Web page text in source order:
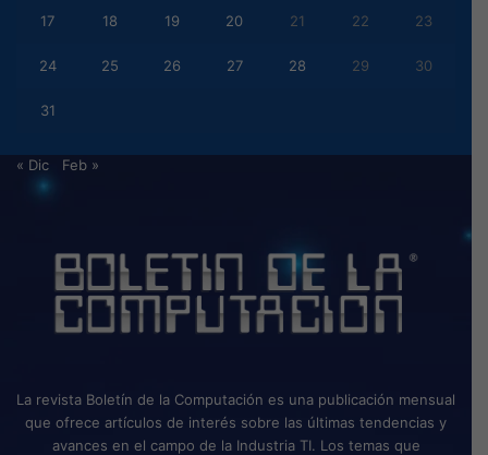
17 18 19 20 21 22 23
24 25 26 27 28 29 30
31
« Dic Feb »
La revista Boletín de la Computación es una publicación mensual
que ofrece artículos de interés sobre las últimas tendencias y
avances en el campo de la Industria TI. Los temas que